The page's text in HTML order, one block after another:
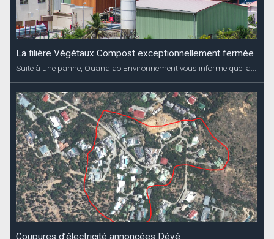
La filière Végétaux Compost exceptionnellement fermée
Suite à une panne, Ouanalao Environnement vous informe que la...
Coupures d’électricité annoncées Dévé